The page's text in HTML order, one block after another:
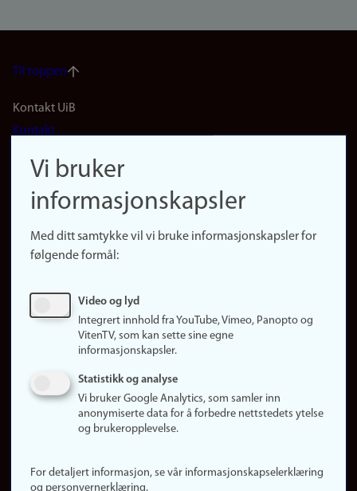
Til toppen
Footer
(no)
Kontakt UiB
Kontakt
Finn forsker
Presse
Finn studier
Ledige stillinger
Om nettstedet
Informasjonskapsler
Personvern
Vi bruker
informasjonskapsler
Med ditt samtykke vil vi bruke informasjonskapsler for
følgende formål:
Video og lyd
Integrert innhold fra YouTube, Vimeo, Panopto og
VitenTV, som kan sette sine egne
informasjonskapsler.
Statistikk og analyse
Vi bruker Google Analytics, som samler inn
anonymiserte data for å forbedre nettstedets ytelse
og brukeropplevelse.
For detaljert informasjon, se vår informasjonskapselerklæring
og personvernerklæring.